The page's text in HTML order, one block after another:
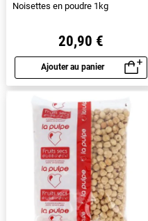
Noisettes en poudre 1kg
20,90 €
Ajouter au panier
Aperçu rapide